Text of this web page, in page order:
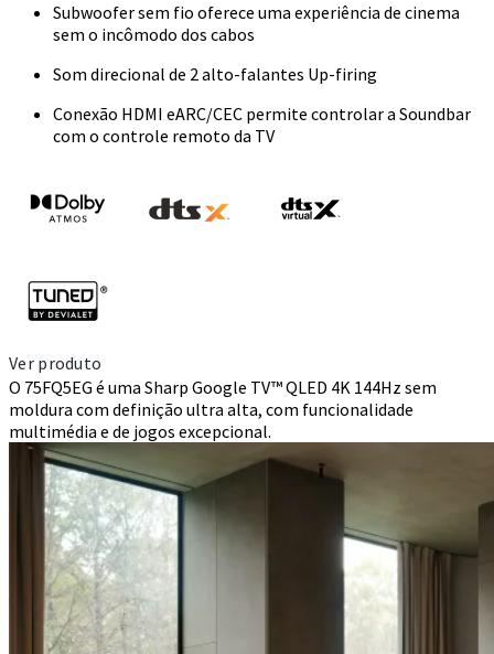
Subwoofer sem fio oferece uma experiência de cinema
sem o incômodo dos cabos
Som direcional de 2 alto-falantes Up-firing
Conexão HDMI eARC/CEC permite controlar a Soundbar
com o controle remoto da TV
Ver produto
O 75FQ5EG é uma Sharp Google TV™ QLED 4K 144Hz sem
moldura com definição ultra alta, com funcionalidade
multimédia e de jogos excepcional.